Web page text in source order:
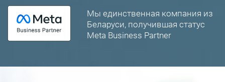
Мы единственная компания из
Беларуси, получившая статус
Meta Business Partner